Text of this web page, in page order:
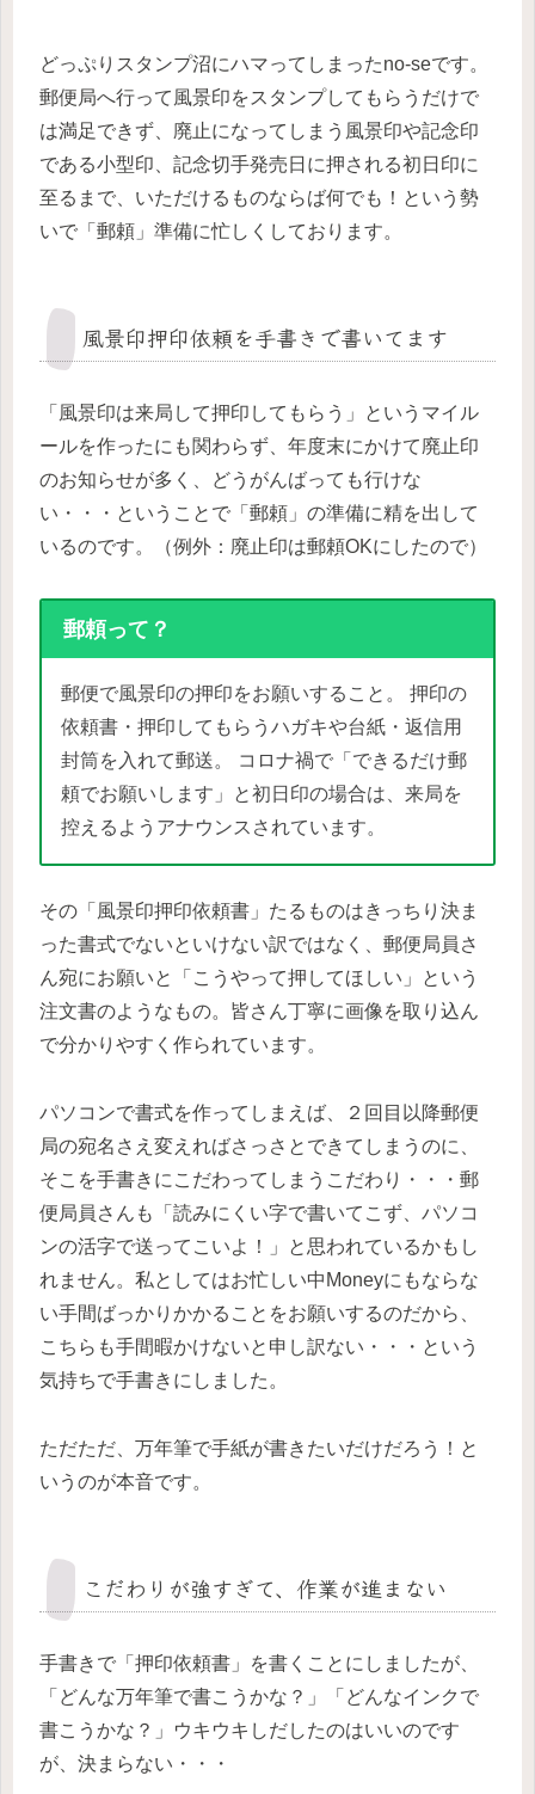
どっぷりスタンプ沼にハマってしまったno-seです。
郵便局へ行って風景印をスタンプしてもらうだけで
は満足できず、廃止になってしまう風景印や記念印
である小型印、記念切手発売日に押される初日印に
至るまで、いただけるものならば何でも！という勢
いで「郵頼」準備に忙しくしております。
風景印押印依頼を手書きで書いてます
「風景印は来局して押印してもらう」というマイル
ールを作ったにも関わらず、年度末にかけて廃止印
のお知らせが多く、どうがんばっても行けな
い・・・ということで「郵頼」の準備に精を出して
いるのです。（例外：廃止印は郵頼OKにしたので）
郵頼って？
郵便で風景印の押印をお願いすること。 押印の
依頼書・押印してもらうハガキや台紙・返信用
封筒を入れて郵送。 コロナ禍で「できるだけ郵
頼でお願いします」と初日印の場合は、来局を
控えるようアナウンスされています。
その「風景印押印依頼書」たるものはきっちり決ま
った書式でないといけない訳ではなく、郵便局員さ
ん宛にお願いと「こうやって押してほしい」という
注文書のようなもの。皆さん丁寧に画像を取り込ん
で分かりやすく作られています。
パソコンで書式を作ってしまえば、２回目以降郵便
局の宛名さえ変えればさっさとできてしまうのに、
そこを手書きにこだわってしまうこだわり・・・郵
便局員さんも「読みにくい字で書いてこず、パソコ
ンの活字で送ってこいよ！」と思われているかもし
れません。私としてはお忙しい中Moneyにもならな
い手間ばっかりかかることをお願いするのだから、
こちらも手間暇かけないと申し訳ない・・・という
気持ちで手書きにしました。
ただただ、万年筆で手紙が書きたいだけだろう！と
いうのが本音です。
こだわりが強すぎて、作業が進まない
手書きで「押印依頼書」を書くことにしましたが、
「どんな万年筆で書こうかな？」「どんなインクで
書こうかな？」ウキウキしだしたのはいいのです
が、決まらない・・・